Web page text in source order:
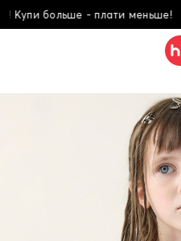
больше - плати меньше!